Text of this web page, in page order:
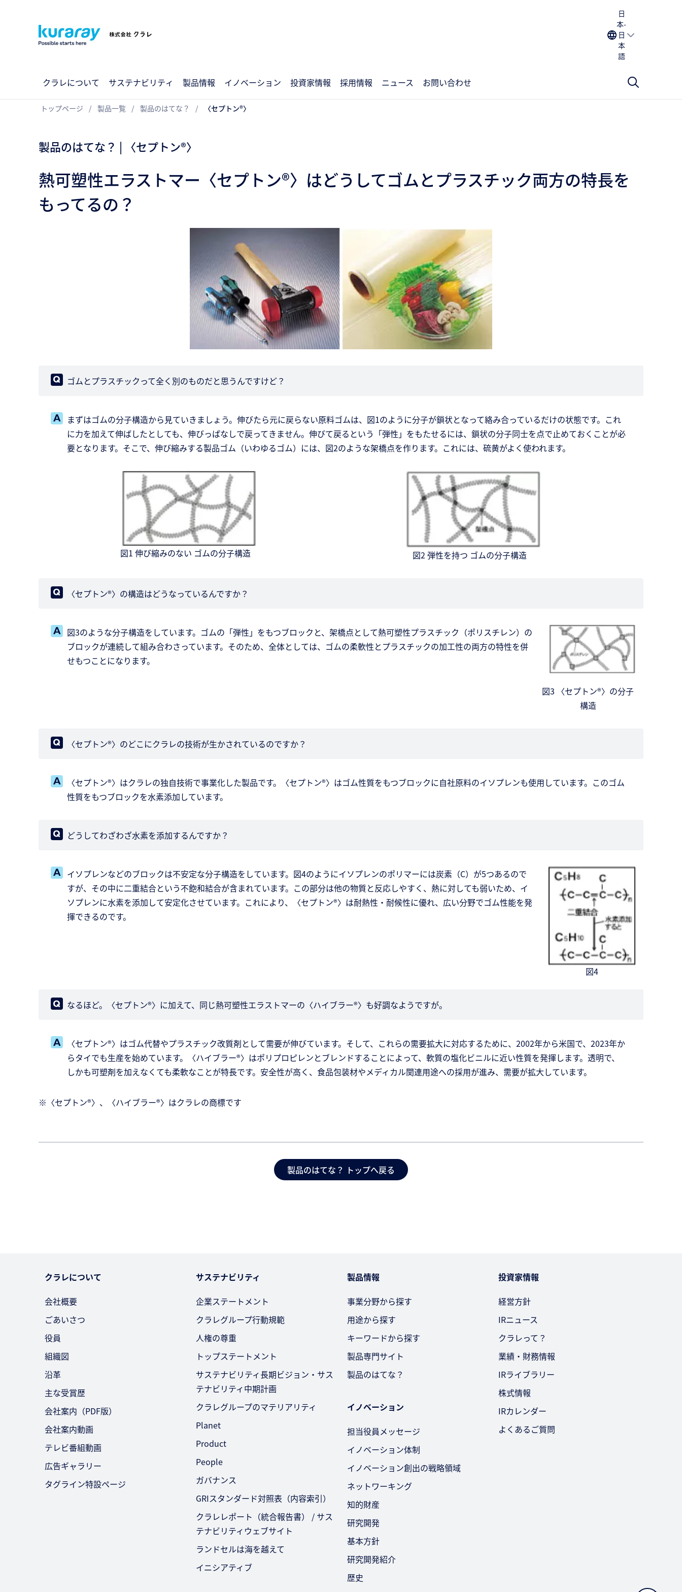
日
本-
日
本
語
クラレについて サステナビリティ 製品情報 イノベーション 投資家情報 採用情報 ニュース お問い合わせ
トップページ 製品一覧 製品のはてな？ 〈セプトン®〉
製品のはてな？ | 〈セプトン®〉
熱可塑性エラストマー〈セプトン®〉はどうしてゴムとプラスチック両方の特長を
もってるの？
ゴムとプラスチックって全く別のものだと思うんですけど？
まずはゴムの分子構造から見ていきましょう。伸びたら元に戻らない原料ゴムは、図1のように分子が鎖状となって絡み合っているだけの状態です。これ
に力を加えて伸ばしたとしても、伸びっぱなしで戻ってきません。伸びて戻るという「弾性」をもたせるには、鎖状の分子同士を点で止めておくことが必
要となります。そこで、伸び縮みする製品ゴム（いわゆるゴム）には、図2のような架橋点を作ります。これには、硫黄がよく使われます。
図1 伸び縮みのない ゴムの分子構造 図2 弾性を持つ ゴムの分子構造
〈セプトン®〉の構造はどうなっているんですか？
図3のような分子構造をしています。ゴムの「弾性」をもつブロックと、架橋点として熱可塑性プラスチック（ポリスチレン）の
ブロックが連続して組み合わさっています。そのため、全体としては、ゴムの柔軟性とプラスチックの加工性の両方の特性を併
せもつことになります。
図3 〈セプトン®〉の分子
構造
〈セプトン®〉のどこにクラレの技術が生かされているのですか？
〈セプトン®〉はクラレの独自技術で事業化した製品です。〈セプトン®〉はゴム性質をもつブロックに自社原料のイソプレンも使用しています。このゴム
性質をもつブロックを水素添加しています。
どうしてわざわざ水素を添加するんですか？
イソプレンなどのブロックは不安定な分子構造をしています。図4のようにイソプレンのポリマーには炭素（C）が5つあるので
すが、その中に二重結合という不飽和結合が含まれています。この部分は他の物質と反応しやすく、熱に対しても弱いため、イ
ソプレンに水素を添加して安定化させています。これにより、〈セプトン®〉は耐熱性・耐候性に優れ、広い分野でゴム性能を発
揮できるのです。
図4
なるほど。〈セプトン®〉に加えて、同じ熱可塑性エラストマーの〈ハイブラー®〉も好調なようですが。
〈セプトン®〉はゴム代替やプラスチック改質剤として需要が伸びています。そして、これらの需要拡大に対応するために、2002年から米国で、2023年か
らタイでも生産を始めています。〈ハイブラー®〉はポリプロピレンとブレンドすることによって、軟質の塩化ビニルに近い性質を発揮します。透明で、
しかも可塑剤を加えなくても柔軟なことが特長です。安全性が高く、食品包装材やメディカル関連用途への採用が進み、需要が拡大しています。
※〈セプトン®〉、〈ハイブラー®〉はクラレの商標です
製品のはてな？ トップへ戻る
クラレについて
会社概要
ごあいさつ
役員
組織図
沿革
主な受賞歴
会社案内（PDF版）
会社案内動画
テレビ番組動画
広告ギャラリー
タグライン特設ページ
サステナビリティ
企業ステートメント
クラレグループ行動規範
人権の尊重
トップステートメント
サステナビリティ長期ビジョン・サス
テナビリティ中期計画
クラレグループのマテリアリティ
Planet
Product
People
ガバナンス
GRIスタンダード対照表（内容索引）
クラレレポート（統合報告書） / サス
テナビリティウェブサイト
ランドセルは海を越えて
イニシアティブ
製品情報
事業分野から探す
用途から探す
キーワードから探す
製品専門サイト
製品のはてな？
イノベーション
担当役員メッセージ
イノベーション体制
イノベーション創出の戦略領域
ネットワーキング
知的財産
研究開発
基本方針
研究開発紹介
歴史
投資家情報
経営方針
IRニュース
クラレって？
業績・財務情報
IRライブラリー
株式情報
IRカレンダー
よくあるご質問